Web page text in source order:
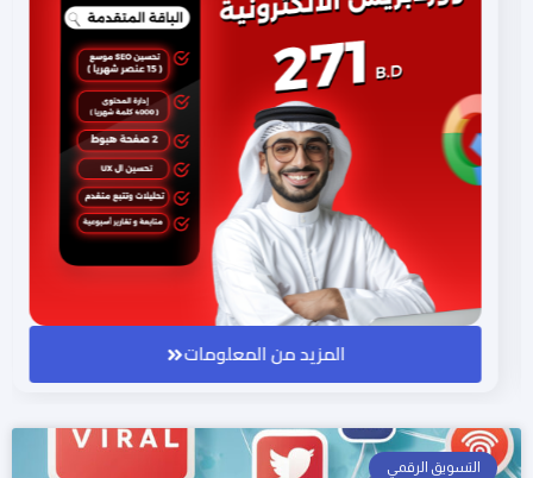
المزيد من المعلومات
التسويق الرقمي